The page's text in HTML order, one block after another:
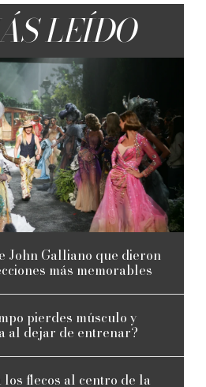
LEÍDO
John Galliano que dieron
más memorables
pierdes músculo y
al dejar de entrenar?
flecos al centro de la